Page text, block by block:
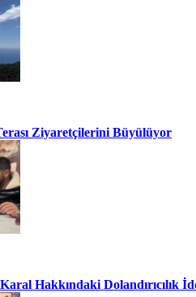
Ziyaretçilerini Büyülüyor
Hakkındaki Dolandırıcılık